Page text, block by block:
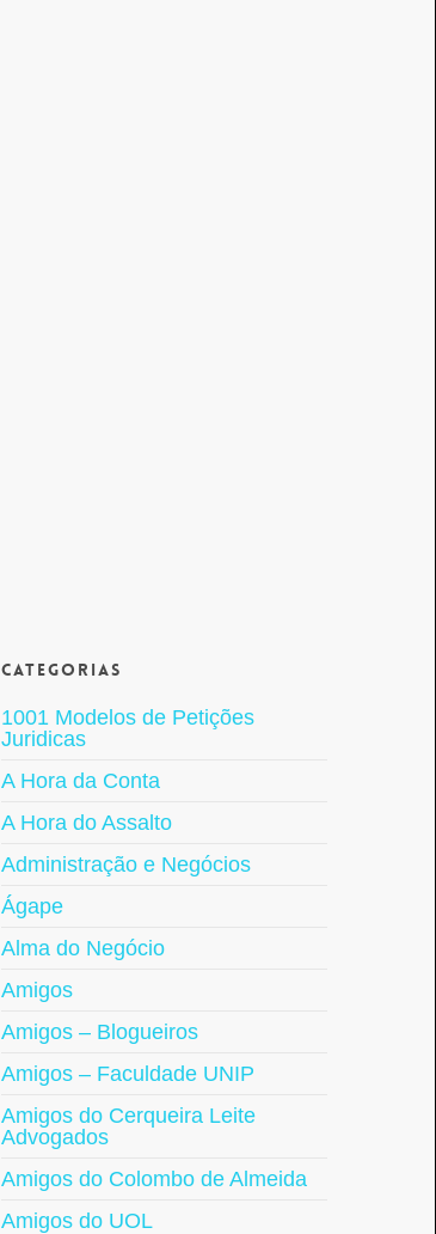
Categorias
1001 Modelos de Petições
Juridicas
A Hora da Conta
A Hora do Assalto
Administração e Negócios
Ágape
Alma do Negócio
Amigos
Amigos – Blogueiros
Amigos – Faculdade UNIP
Amigos do Cerqueira Leite
Advogados
Amigos do Colombo de Almeida
Amigos do UOL